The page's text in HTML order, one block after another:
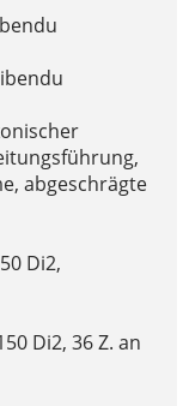
abgeschrägte
Di2,
Di2, 36 Z. an